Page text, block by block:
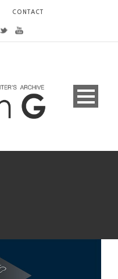
CONTACT